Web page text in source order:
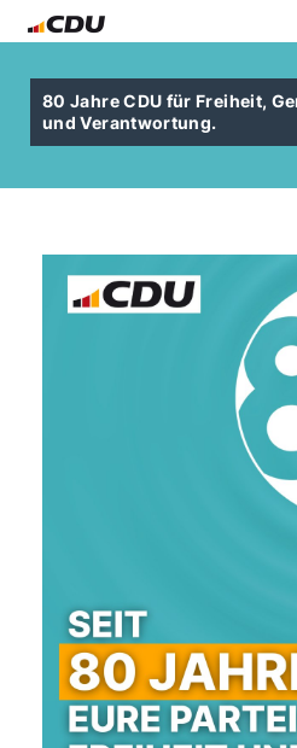
80 Jahre CDU für Freiheit,
und Verantwortung.